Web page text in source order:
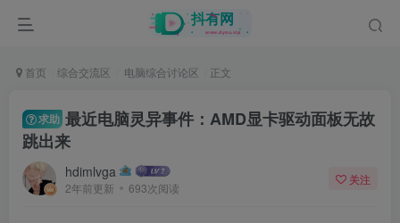
首页 综合交流区 电脑综合讨论区 正文
求助 最近电脑灵异事件：AMD显卡驱动面板无故
跳出来
hdimlvga
2年前更新 693次阅读
关注